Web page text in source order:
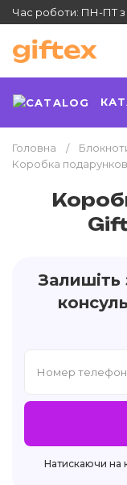
Час роботи: ПН-ПТ з
Головна
Коробка
Натискаючи на